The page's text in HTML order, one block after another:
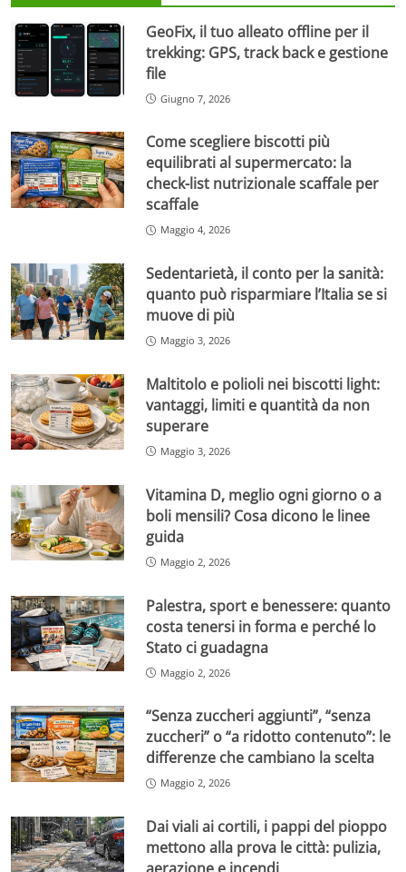
GeoFix, il tuo alleato offline per il
trekking: GPS, track back e gestione
file
Giugno 7, 2026
Come scegliere biscotti più
equilibrati al supermercato: la
check-list nutrizionale scaffale per
scaffale
Maggio 4, 2026
Sedentarietà, il conto per la sanità:
quanto può risparmiare l’Italia se si
muove di più
Maggio 3, 2026
Maltitolo e polioli nei biscotti light:
vantaggi, limiti e quantità da non
superare
Maggio 3, 2026
Vitamina D, meglio ogni giorno o a
boli mensili? Cosa dicono le linee
guida
Maggio 2, 2026
Palestra, sport e benessere: quanto
costa tenersi in forma e perché lo
Stato ci guadagna
Maggio 2, 2026
“Senza zuccheri aggiunti”, “senza
zuccheri” o “a ridotto contenuto”: le
differenze che cambiano la scelta
Maggio 2, 2026
Dai viali ai cortili, i pappi del pioppo
mettono alla prova le città: pulizia,